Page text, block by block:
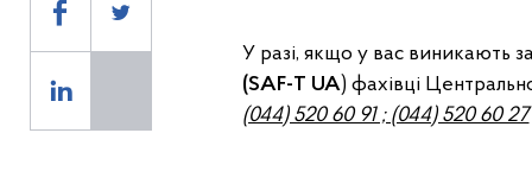
У разі, якщо у вас виникають
(SAF-T UA) фахівці
(044) 520 60 91 ; (044) 520 60 27